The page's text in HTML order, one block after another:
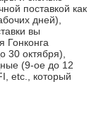
поставкой как
дней),
вы
Гонконга
30 октября),
(9-ое до 12
etc., который